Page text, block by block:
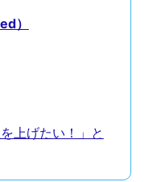
）
上げたい！」と